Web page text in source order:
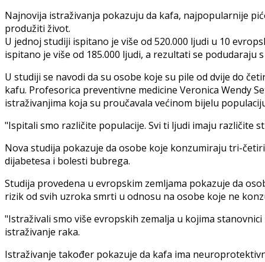
Najnovija istraživanja pokazuju da kafa, najpopularnije
produžiti život.
U jednoj studiji ispitano je više od 520.000 ljudi u 10
ispitano je više od 185.000 ljudi, a rezultati se podudaraju
U studiji se navodi da su osobe koje su pile od dvije do
kafu. Profesorica preventivne medicine Veronica Wendy
istraživanjima koja su proučavala većinom bijelu
"Ispitali smo različite populacije. Svi ti ljudi imaju različite
Nova studija pokazuje da osobe koje konzumiraju tri-
dijabetesa i bolesti bubrega.
Studija provedena u evropskim zemljama pokazuje da
rizik od svih uzroka smrti u odnosu na osobe koje ne
"Istraživali smo više evropskih zemalja u kojima
istraživanje raka.
Istraživanje također pokazuje da kafa ima